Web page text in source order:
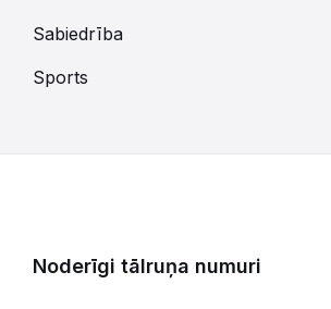
Sabiedrība
Sports
Noderīgi tālruņa numuri